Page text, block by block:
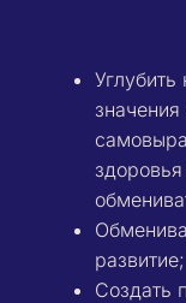
развитие;
Создать